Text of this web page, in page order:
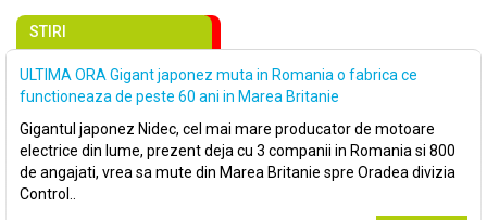
STIRI
ULTIMA ORA Gigant japonez muta in Romania o fabrica ce
functioneaza de peste 60 ani in Marea Britanie
Gigantul japonez Nidec, cel mai mare producator de motoare
electrice din lume, prezent deja cu 3 companii in Romania si 800
de angajati, vrea sa mute din Marea Britanie spre Oradea divizia
Control..